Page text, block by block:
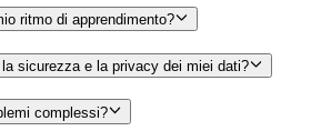
ritmo di apprendimento?
sicurezza e la privacy dei miei dati?
complessi?